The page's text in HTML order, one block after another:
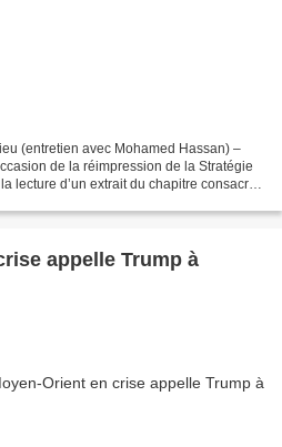
(entretien avec Mohamed Hassan) –
de la réimpression de la Stratégie
lecture d’un extrait du chapitre consacré
appelle Trump à